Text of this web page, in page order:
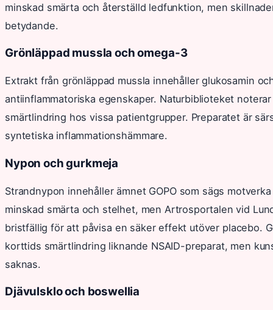
minskad smärta och återställd ledfunktion, men
betydande.
Grönläppad mussla och omega-3
Extrakt från grönläppad mussla innehåller glukosamin
antiinflammatoriska egenskaper. Naturbiblioteket
smärtlindring hos vissa patientgrupper. Preparatet är
syntetiska inflammationshämmare.
Nypon och gurkmeja
Strandnypon innehåller ämnet GOPO som sägs
minskad smärta och stelhet, men Artrosportalen vid
bristfällig för att påvisa en säker effekt utöver placebo.
korttids smärtlindring liknande NSAID-preparat, men
saknas.
Djävulsklo och boswellia